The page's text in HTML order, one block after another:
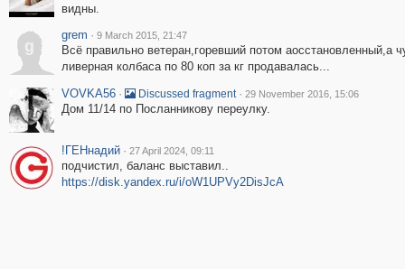
видны.
g
grem · 9 March 2015, 21:47
Всё правильно ветеран,горевший потом аосстановленный,а
ливерная колбаса по 80 коп за кг продавалась...
VOVKA56 · Discussed fragment · 29 November 2016, 15:06
Дом 11/14 по Посланникову переулку.
!ГЕНнадий · 27 April 2024, 09:11
подчистил, баланс выставил..
https://disk.yandex.ru/i/oW1UPVy2DisJcA